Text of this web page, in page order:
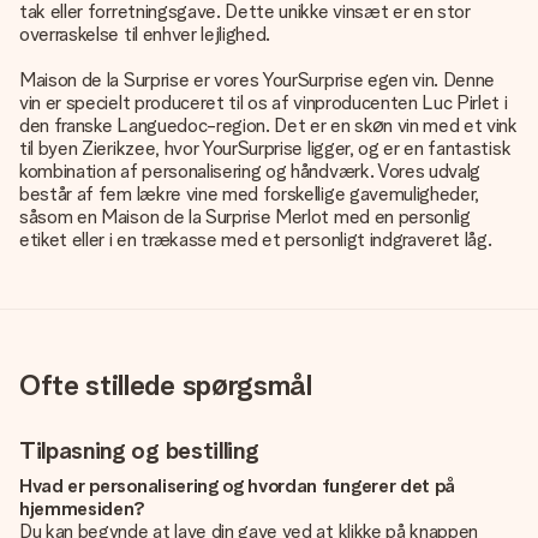
tak eller forretningsgave. Dette unikke vinsæt er en stor
overraskelse til enhver lejlighed.
Maison de la Surprise er vores YourSurprise egen vin. Denne
vin er specielt produceret til os af vinproducenten Luc Pirlet i
den franske Languedoc-region. Det er en skøn vin med et vink
til byen Zierikzee, hvor YourSurprise ligger, og er en fantastisk
kombination af personalisering og håndværk. Vores udvalg
består af fem lækre vine med forskellige gavemuligheder,
såsom en Maison de la Surprise Merlot med en personlig
etiket eller i en trækasse med et personligt indgraveret låg.
Ofte stillede spørgsmål
Tilpasning og bestilling
Hvad er personalisering og hvordan fungerer det på
hjemmesiden?
Du kan begynde at lave din gave ved at klikke på knappen